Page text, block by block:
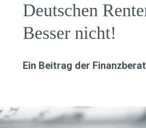
Deutschen
Besser nicht!
Ein Beitrag der